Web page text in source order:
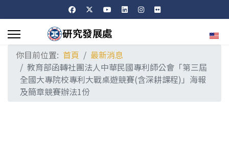
選擇
你目前位置: 首頁
最新消息
教育部函轉社團法人中華民國專利師公會「第三屆
全國大專院校專利大戰桌遊競賽(含深耕課程)」海報
及簡章競賽辦法1份